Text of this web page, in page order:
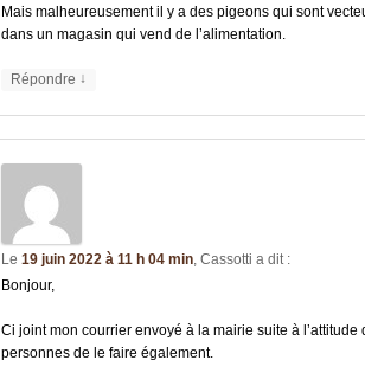
Mais malheureusement il y a des pigeons qui sont
dans un magasin qui vend de l’alimentation.
Répondre ↓
Le 19 juin 2022 à 11 h 04 min, Cassotti a dit :
Bonjour,
Ci joint mon courrier envoyé à la mairie suite à
personnes de le faire également.